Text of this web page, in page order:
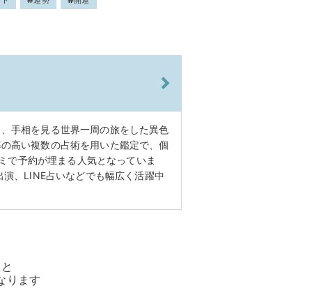
手相を見る世界一周の旅をした異色
高い複数の占術を用いた鑑定で、個
で予約が埋まる人気となっていま
、LINE占いなどでも幅広く活躍中
ります